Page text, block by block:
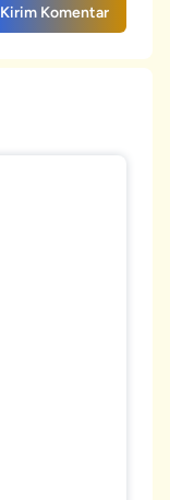
Kirim Komentar